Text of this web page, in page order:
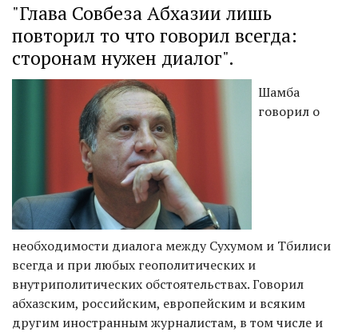
"Глава Совбеза Абхазии лишь
повторил то что говорил всегда:
сторонам нужен диалог".
Шамба
говорил о
необходимости диалога между Сухумом и Тбилиси
всегда и при любых геополитических и
внутриполитических обстоятельствах. Говорил
абхазским, российским, европейским и всяким
другим иностранным журналистам, в том числе и